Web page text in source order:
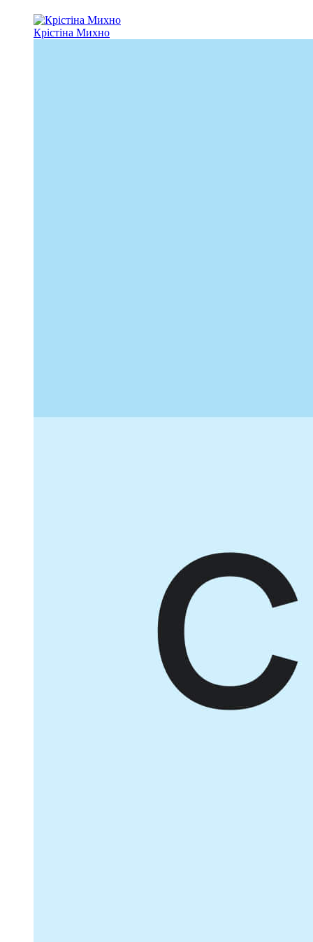
Крістіна Михно